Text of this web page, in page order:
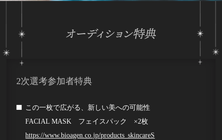
2次選考参加者特典
この一枚で広がる、新しい美への可能性
FACIAL MASK フェイスパック ×2枚
https://www.bioagen.co.jp/products_skincareS